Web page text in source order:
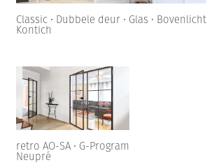
Classic • Dubbele deur • Glas • Bovenlicht
Kontich
retro AO-SA • G-Program
Neupré